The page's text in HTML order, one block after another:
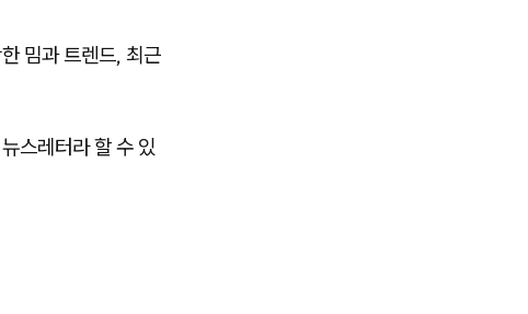
밈과 트렌드, 최근
스레터라 할 수 있